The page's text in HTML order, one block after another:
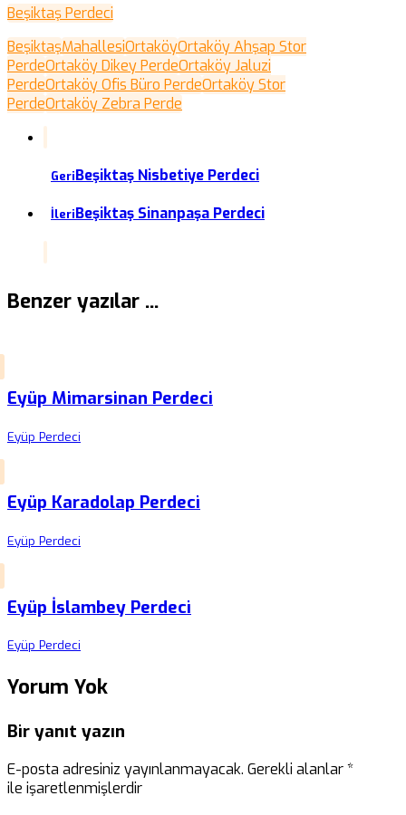
Beşiktaş Perdeci
BeşiktaşMahallesiOrtaköyOrtaköy Ahşap Stor
PerdeOrtaköy Dikey PerdeOrtaköy Jaluzi
PerdeOrtaköy Ofis Büro PerdeOrtaköy Stor
PerdeOrtaköy Zebra Perde
GeriBeşiktaş Nisbetiye Perdeci
İleriBeşiktaş Sinanpaşa Perdeci
Benzer yazılar ...
Eyüp Mimarsinan Perdeci
Eyüp Perdeci
Eyüp Karadolap Perdeci
Eyüp Perdeci
Eyüp İslambey Perdeci
Eyüp Perdeci
Yorum Yok
Bir yanıt yazın
E-posta adresiniz yayınlanmayacak. Gerekli alanlar*
ile işaretlenmişlerdir